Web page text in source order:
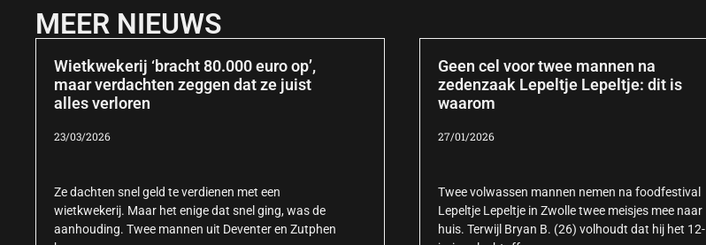
MEER NIEUWS
Wietkwekerij ‘bracht 80.000 euro op’,
maar verdachten zeggen dat ze juist
alles verloren
23/03/2026
Ze dachten snel geld te verdienen met een
wietkwekerij. Maar het enige dat snel ging, was de
aanhouding. Twee mannen uit Deventer en Zutphen
Geen cel voor twee mannen na
zedenzaak Lepeltje Lepeltje: dit is
waarom
27/01/2026
Twee volwassen mannen nemen na foodfestival
Lepeltje Lepeltje in Zwolle twee meisjes mee naar
huis. Terwijl Bryan B. (26) volhoudt dat hij het 12-